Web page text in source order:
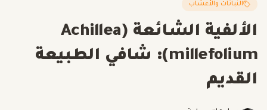
النباتات والأعشاب
الألفية الشائعة (Achillea
millefolium): شافي الطبيعة
القديم